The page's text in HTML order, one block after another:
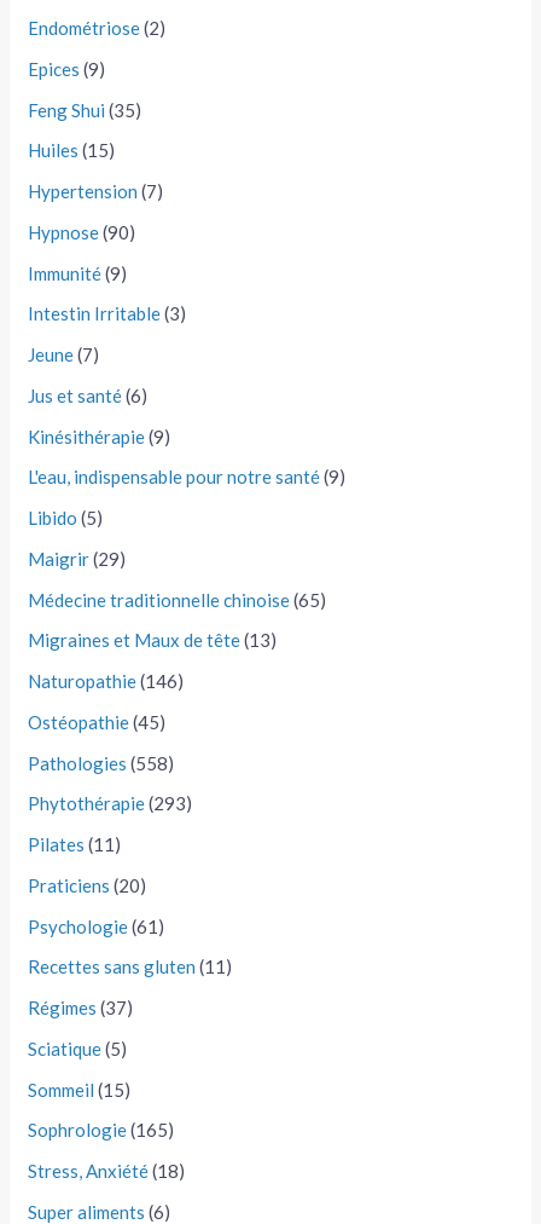
Endométriose(2)
Epices (9)
Feng Shui (35)
Huiles (15)
Hypertension (7)
Hypnose(90)
Immunité(9)
Intestin Irritable(3)
Jeune(7)
Jus et santé(6)
Kinésithérapie(9)
L'eau, indispensable pour notre santé(9)
Libido (5)
Maigrir(29)
Médecine traditionnelle chinoise(65)
Migraines et Maux de tête(13)
Naturopathie(146)
Ostéopathie(45)
Pathologies (558)
Phytothérapie(293)
Pilates (11)
Praticiens (20)
Psychologie(61)
Recettes sans gluten (11)
Régimes (37)
Sciatique(5)
Sommeil (15)
Sophrologie(165)
Stress, Anxiété(18)
Super aliments (6)